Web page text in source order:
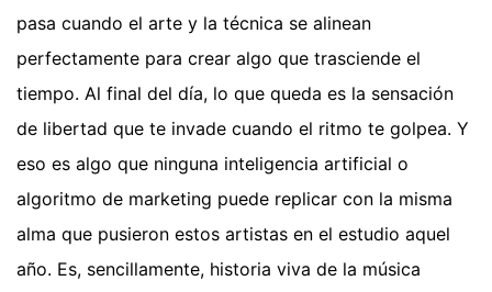
pasa cuando el arte y la técnica se alinean
perfectamente para crear algo que trasciende el
tiempo. Al final del día, lo que queda es la sensación
de libertad que te invade cuando el ritmo te golpea. Y
eso es algo que ninguna inteligencia artificial o
algoritmo de marketing puede replicar con la misma
alma que pusieron estos artistas en el estudio aquel
año. Es, sencillamente, historia viva de la música